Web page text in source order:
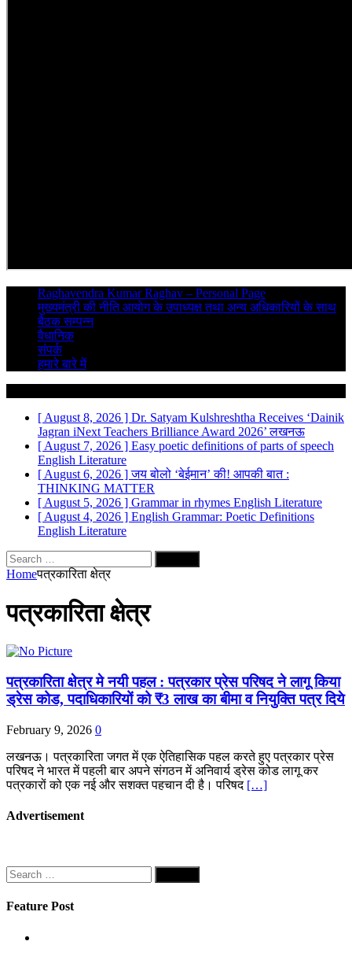
Raghavendra Kumar Raghav – Personal Page
मुख्यमंत्री की नीति आयोग के उपाध्यक्ष तथा अन्य अधिकारियों के साथ
बैठक सम्पन्न
वैधानिक
संपर्क
हमारे बारे में
[ August 8, 2026 ] Dr. Satyam Kulshreshtha Receives ‘Dainik
Jagran iNext Teachers Brilliance Award 2026’लखनऊ
[ August 7, 2026 ] Easy poetic definitions of parts of speech
English Literature
[ August 6, 2026 ]जय बोलो ‘बेईमान’ की! आपकी बात :
THINKING MATTER
[ August 5, 2026 ] Grammar in rhymes English Literature
[ August 4, 2026 ] English Grammar: Poetic Definitions
English Literature
Search
for:
Homeपत्रकारिता क्षेत्र
पत्रकारिता क्षेत्र
पत्रकारिता क्षेत्र मे नयी पहल : पत्रकार प्रेस परिषद ने लागू किया
ड्रेस कोड, पदाधिकारियों को ₹3 लाख का बीमा व नियुक्ति पत्र दिये
February 9, 2026 0
लखनऊ। पत्रकारिता जगत में एक ऐतिहासिक पहल करते हुए पत्रकार प्रेस
परिषद ने भारत में पहली बार अपने संगठन में अनिवार्य ड्रेस कोड लागू कर
पत्रकारों को एक नई और सशक्त पहचान दी है। परिषद […]
Advertisement
Search
for:
Feature Post